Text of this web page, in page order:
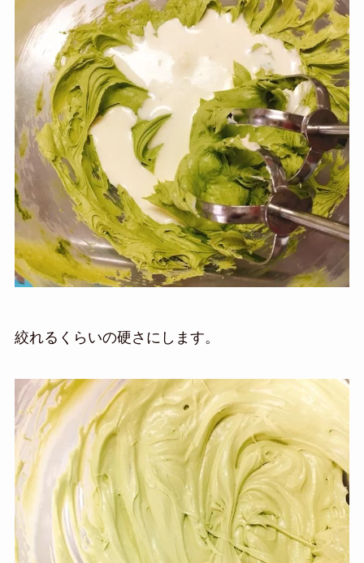
絞れるくらいの硬さにします。